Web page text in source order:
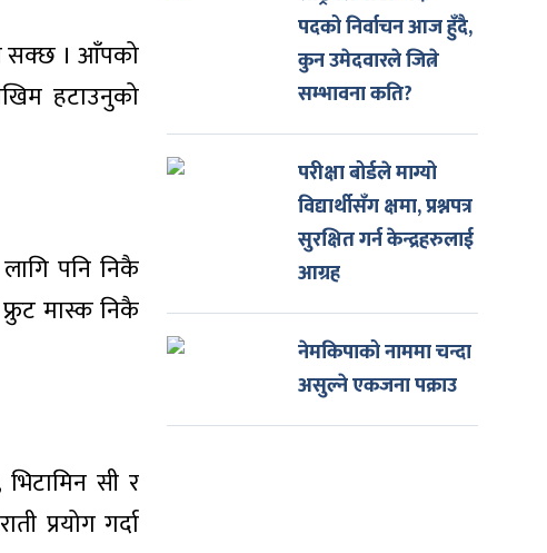
सक्छ । आँपको
हटाउनुको
पनि निकै
मास्क निकै
सी र
प्रयोग गर्दा
पदको निर्वाचन आज हुँदै,
कुन उमेदवारले जित्ने
सम्भावना कति?
परीक्षा बोर्डले माग्यो
विद्यार्थीसँग क्षमा, प्रश्नपत्र
सुरक्षित गर्न केन्द्रहरुलाई
आग्रह
नेमकिपाको नाममा चन्दा
असुल्ने एकजना पक्राउ